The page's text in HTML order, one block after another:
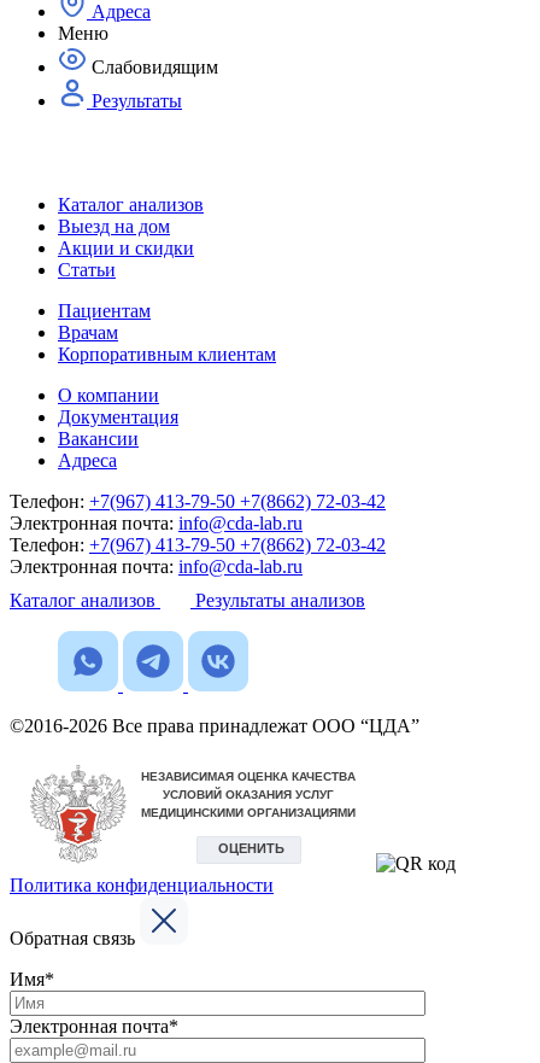
Адреса
Меню
Слабовидящим
Результаты
Каталог анализов
Выезд на дом
Акции и скидки
Статьи
Пациентам
Врачам
Корпоративным клиентам
О компании
Документация
Вакансии
Адреса
Телефон: +7(967) 413-79-50 +7(8662) 72-03-42
Электронная почта: info@cda-lab.ru
Телефон: +7(967) 413-79-50 +7(8662) 72-03-42
Электронная почта: info@cda-lab.ru
Каталог анализов
Результаты анализов
©2016-2026 Все права принадлежат ООО “ЦДА”
Политика конфиденциальности
Обратная связь
Имя*
Электронная почта*